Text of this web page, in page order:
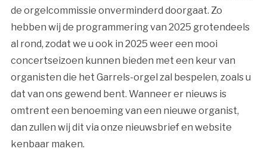
de orgelcommissie onverminderd doorgaat. Zo
hebben wij de programmering van 2025 grotendeels
al rond, zodat we u ook in 2025 weer een mooi
concertseizoen kunnen bieden met een keur van
organisten die het Garrels-orgel zal bespelen, zoals u
dat van ons gewend bent. Wanneer er nieuws is
omtrent een benoeming van een nieuwe organist,
dan zullen wij dit via onze nieuwsbrief en website
kenbaar maken.